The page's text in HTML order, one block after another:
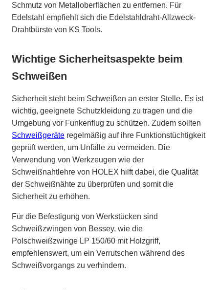
Schmutz von Metalloberflächen zu entfernen. Für
Edelstahl empfiehlt sich die Edelstahldraht-Allzweck-
Drahtbürste von KS Tools.
Wichtige Sicherheitsaspekte beim
Schweißen
Sicherheit steht beim Schweißen an erster Stelle. Es ist
wichtig, geeignete Schutzkleidung zu tragen und die
Umgebung vor Funkenflug zu schützen. Zudem sollten
Schweißgeräte regelmäßig auf ihre Funktionstüchtigkeit
geprüft werden, um Unfälle zu vermeiden. Die
Verwendung von Werkzeugen wie der
Schweißnahtlehre von HOLEX hilft dabei, die Qualität
der Schweißnähte zu überprüfen und somit die
Sicherheit zu erhöhen.
Für die Befestigung von Werkstücken sind
Schweißzwingen von Bessey, wie die
Polschweißzwinge LP 150/60 mit Holzgriff,
empfehlenswert, um ein Verrutschen während des
Schweißvorgangs zu verhindern.